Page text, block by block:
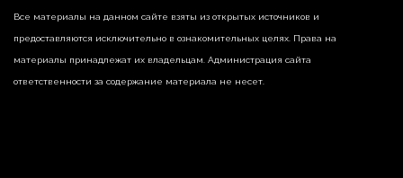
Все материалы на данном сайте взяты из открытых источников и
предоставляются исключительно в ознакомительных целях. Права на
материалы принадлежат их владельцам. Администрация сайта
ответственности за содержание материала не несет.